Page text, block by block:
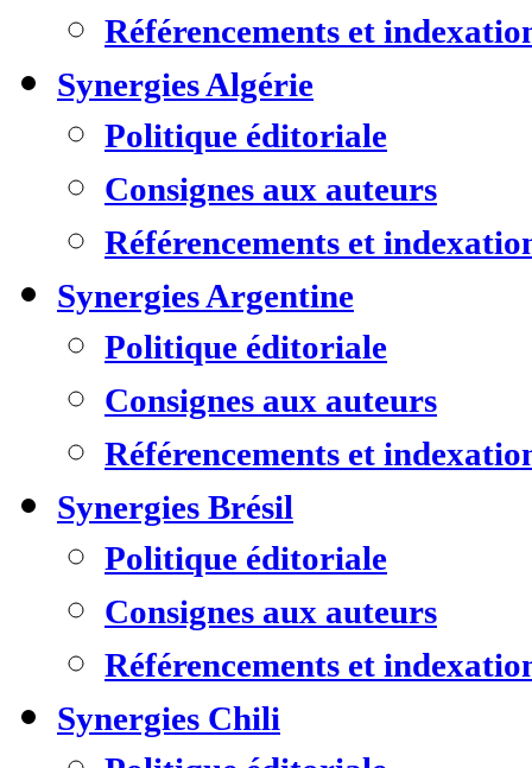
Référencements et
Synergies Algérie
Politique éditoriale
Consignes aux auteurs
Référencements et
Synergies Argentine
Politique éditoriale
Consignes aux auteurs
Référencements et
Synergies Brésil
Politique éditoriale
Consignes aux auteurs
Référencements et
Synergies Chili